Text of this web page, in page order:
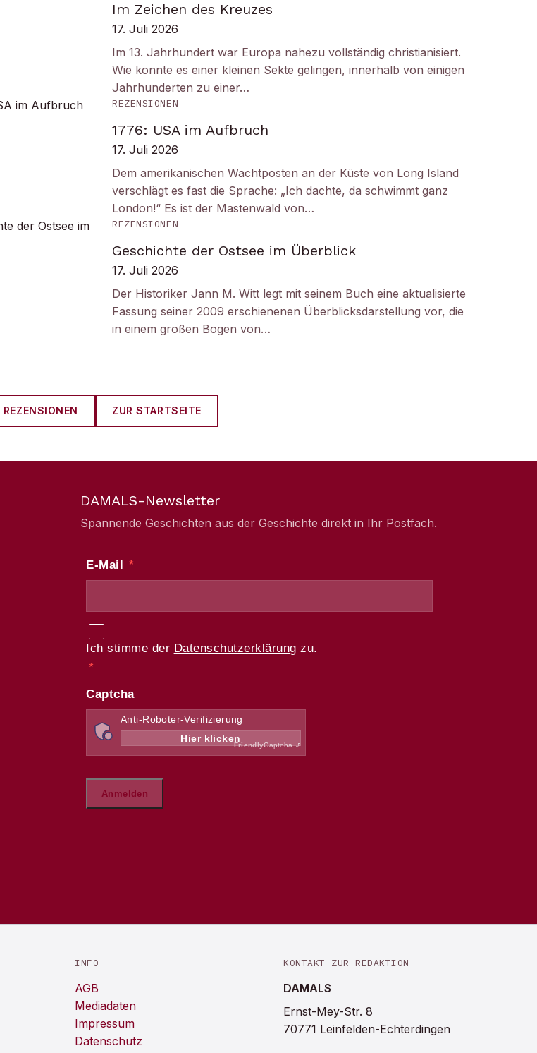
Im Zeichen des Kreuzes
17. Juli 2026
Im 13. Jahrhundert war Europa nahezu vollständig christianisiert.
Wie konnte es einer kleinen Sekte gelingen, innerhalb von einigen
Jahrhunderten zu einer…
REZENSIONEN
1776: USA im Aufbruch
17. Juli 2026
Dem amerikanischen Wachtposten an der Küste von Long Island
verschlägt es fast die Sprache: „Ich dachte, da schwimmt ganz
London!“ Es ist der Mastenwald von…
REZENSIONEN
Geschichte der Ostsee im Überblick
17. Juli 2026
Der Historiker Jann M. Witt legt mit seinem Buch eine aktualisierte
Fassung seiner 2009 erschienenen Überblicksdarstellung vor, die
in einem großen Bogen von…
REZENSIONEN ZUR STARTSEITE
DAMALS-Newsletter
Spannende Geschichten aus der Geschichte direkt in Ihr Postfach.
INFO
AGB
Mediadaten
Impressum
Datenschutz
KONTAKT ZUR REDAKTION
DAMALS
Ernst-Mey-Str. 8
70771 Leinfelden-Echterdingen